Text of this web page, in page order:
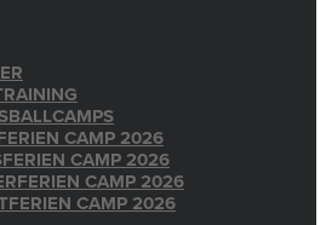
CAMP 2026
CAMP 2026
CAMP 2026
CAMP 2026